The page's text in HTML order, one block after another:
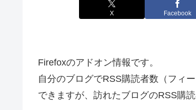
X Facebook
Firefoxのアドオン情報です。
自分のブログでRSS購読者数（フィ
できますが、訪れたブログのRSS購